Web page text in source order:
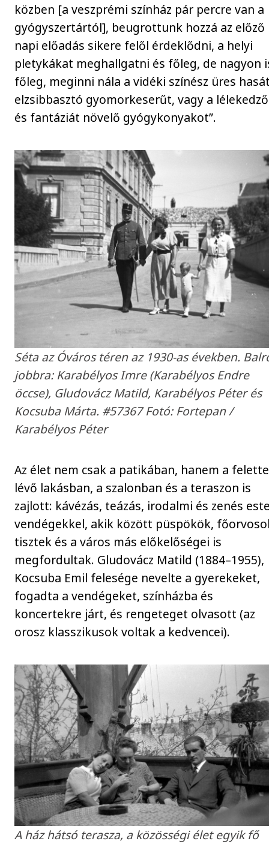
közben [a veszprémi színház pár percre van a
gyógyszertártól], beugrottunk hozzá az előző
napi előadás sikere felől érdeklődni, a helyi
pletykákat meghallgatni és főleg, de nagyon
főleg, meginni nála a vidéki színész üres
elzsibbasztó gyomorkeserűt, vagy a lélekedző
és fantáziát növelő gyógykonyakot”.
Séta az Óváros téren az 1930-as években.
jobbra: Karabélyos Imre (Karabélyos Endre
öccse), Gludovácz Matild, Karabélyos Péter és
Kocsuba Márta. #57367 ​Fotó: Fortepan /
Karabélyos Péter
Az élet nem csak a patikában, hanem a felette
lévő lakásban, a szalonban és a teraszon is
zajlott: kávézás, teázás, irodalmi és zenés
vendégekkel, akik között püspökök,
tisztek és a város más előkelőségei is
megfordultak. Gludovácz Matild (1884–1955),
Kocsuba Emil felesége nevelte a gyerekeket,
fogadta a vendégeket, színházba és
koncertekre járt, és rengeteget olvasott (az
orosz klasszikusok voltak a kedvencei).
A ház hátsó terasza, a közösségi élet egyik fő